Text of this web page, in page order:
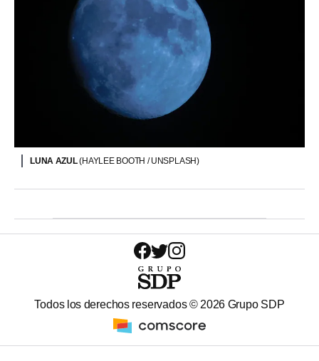
LUNA AZUL(HAYLEE BOOTH / UNSPLASH)
Todos los derechos reservados © 2026 Grupo SDP